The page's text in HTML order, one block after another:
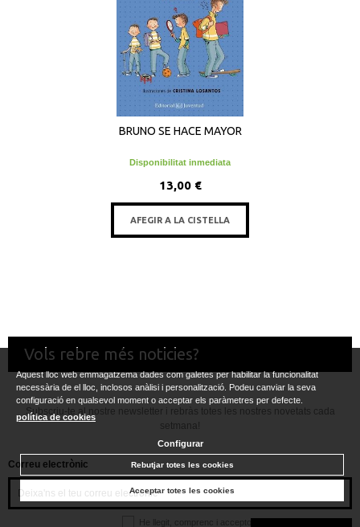
BRUNO SE HACE MAYOR
Disponibilitat inmediata
13,00 €
AFEGIR A LA CISTELLA
Vols rebre més noticies?
Subscriu-te al nostre newsletter i rebràs totes les nostres novetats cada
setmana!
Correu electrònic
He llegit, comprenc i accepto la
Aquest lloc web emmagatzema dades com galetes per habilitar la funcionalitat
necessària de el lloc, inclosos anàlisi i personalització. Podeu canviar la seva
configuració en qualsevol moment o acceptar els paràmetres per defecte.
política de cookies
Configurar
Rebutjar totes les cookies
Acceptar totes les cookies